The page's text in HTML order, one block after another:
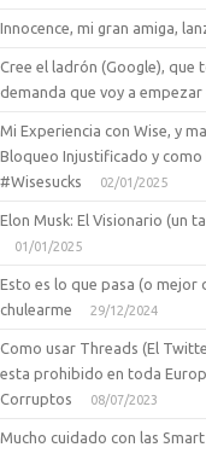
Innocence, mi gran amiga,
Cree el ladrón (Google), que
demanda que voy a
Mi Experiencia con Wise, y
Bloqueo Injustificado y
#Wisesucks
02/01/2025
Elon Musk: El Visionario (un
01/01/2025
Esto es lo que pasa (o mejor
chulearme
29/12/2024
Como usar Threads (El
esta prohibido en toda
Corruptos
08/07/2023
Mucho cuidado con las